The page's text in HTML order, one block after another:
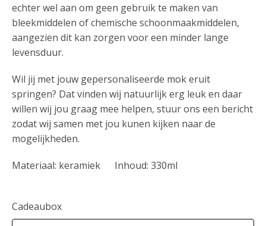
echter wel aan om geen gebruik te maken van
bleekmiddelen of chemische schoonmaakmiddelen,
aangezien dit kan zorgen voor een minder lange
levensduur.
Wil jij met jouw gepersonaliseerde mok eruit
springen? Dat vinden wij natuurlijk erg leuk en daar
willen wij jou graag mee helpen, stuur ons een bericht
zodat wij samen met jou kunen kijken naar de
mogelijkheden.
Materiaal: keramiek Inhoud: 330ml
Cadeaubox